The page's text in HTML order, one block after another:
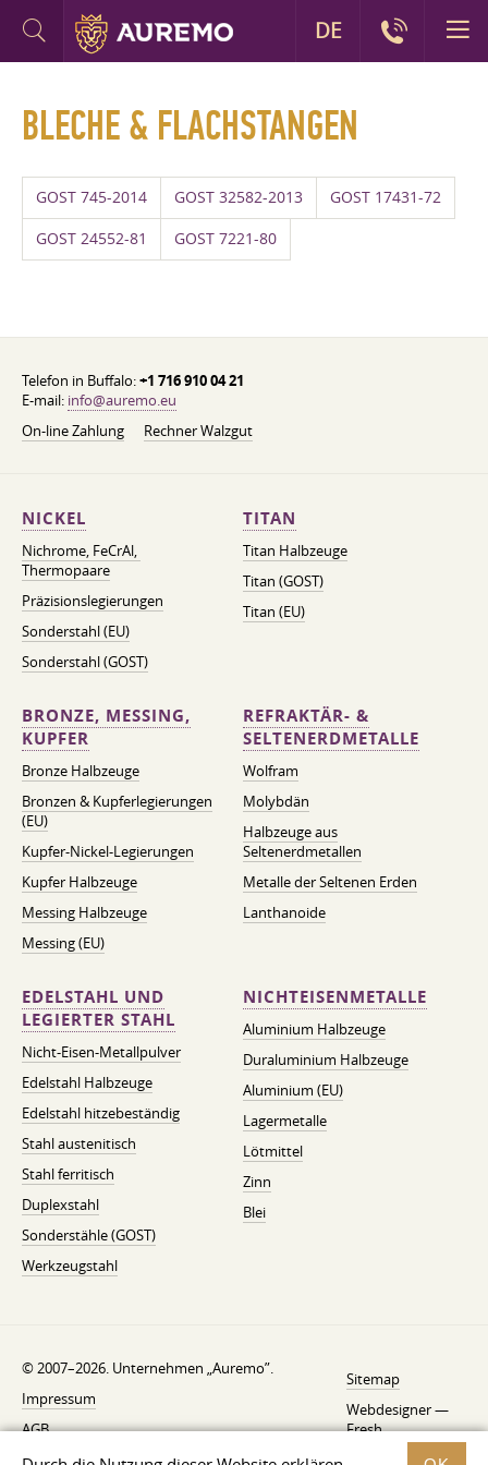
BLECHE & FLACHSTANGEN
GOST 745-2014 GOST 32582-2013 GOST 17431-72
GOST 24552-81 GOST 7221-80
Telefon in Buffalo:+1 716 910 04 21
E-mail: info@auremo.eu
On-line Zahlung
Rechner Walzgut
NICKEL
Nichrome, FeСrAl, ​​
Thermopaare
Präzisionslegierungen
Sonderstahl (EU)
Sonderstahl (GOST)
TITAN
Titan Halbzeuge
Titan (GOST)
Titan (EU)
BRONZE, MESSING,
KUPFER
Bronze Halbzeuge
Bronzen & Kupferlegierungen
(EU)
Kupfer-Nickel-Legierungen
Kupfer Halbzeuge
Messing Halbzeuge
Messing (EU)
REFRAKTÄR- &
SELTENERDMETALLE
Wolfram
Molybdän
Halbzeuge aus
Seltenerdmetallen
Metalle der Seltenen Erden
Lanthanoide
EDELSTAHL UND
LEGIERTER STAHL
Nicht-Eisen-Metallpulver
Edelstahl Halbzeuge
Edelstahl hitzebeständig
Stahl austenitisch
Stahl ferritisch
Duplexstahl
Sonderstähle (GOST)
Werkzeugstahl
NICHTEISENMETALLE
Aluminium Halbzeuge
Duraluminium Halbzeuge
Aluminium (EU)
Lagermetalle
Lötmittel
Zinn
Blei
© 2007–2026. Unternehmen „Auremo”.
Impressum
AGB
Widerrufsbelehrung
Sitemap
Webdesigner —
Fresh
DE